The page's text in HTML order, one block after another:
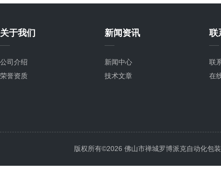
关于我们
公司介绍
荣誉资质
新闻资讯
新闻中心
技术文章
联
联
在
版权所有©2026 佛山市禅城罗博派克自动化